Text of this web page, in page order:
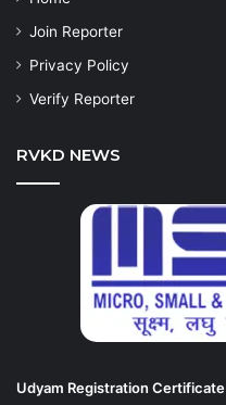
Join Reporter
Privacy Policy
Verify Reporter
RVKD NEWS
Udyam Registration Certificate